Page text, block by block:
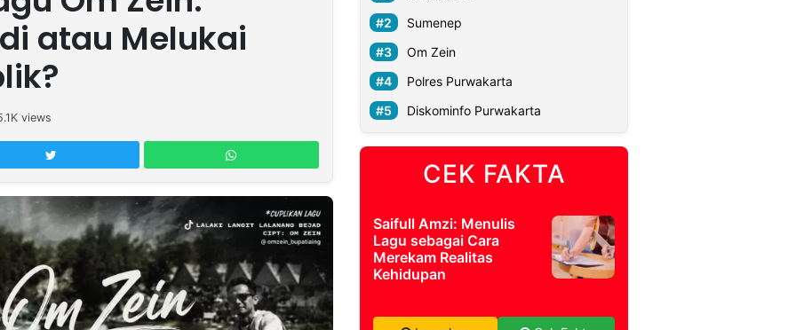
atau Melukai
views
Sumenep
Om Zein
Polres Purwakarta
Diskominfo Purwakarta
CEK FAKTA
Saifull Amzi: Menulis
Lagu sebagai Cara
Merekam Realitas
Kehidupan